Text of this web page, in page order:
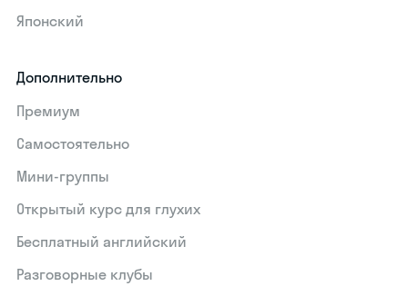
Японский
Дополнительно
Премиум
Самостоятельно
Мини-группы
Открытый курс для глухих
Бесплатный английский
Разговорные клубы